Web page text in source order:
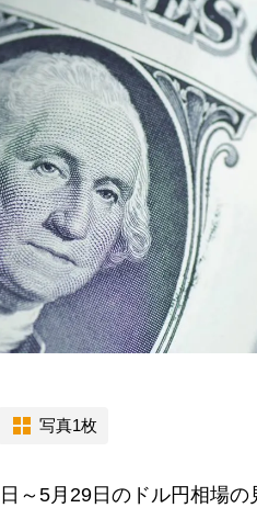
写真1枚
～5月29日のドル円相場の